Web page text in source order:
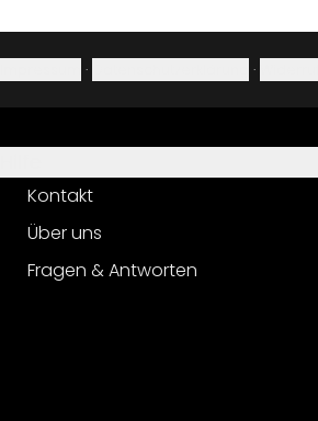
· ·
Kontakt
Über uns
Fragen & Antworten